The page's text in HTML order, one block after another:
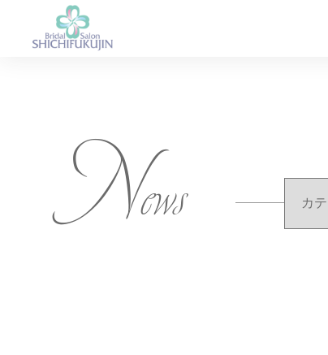
News